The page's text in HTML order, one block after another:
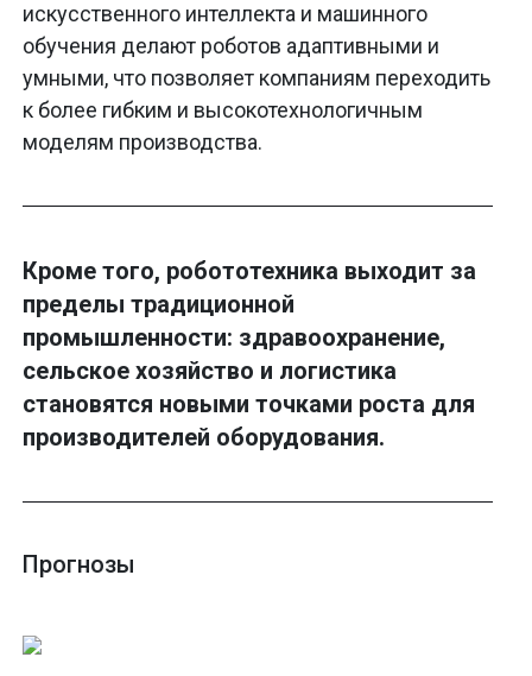
искусственного интеллекта и машинного
обучения делают роботов адаптивными и
умными, что позволяет компаниям переходить
к более гибким и высокотехнологичным
моделям производства.
Кроме того, робототехника выходит за
пределы традиционной
промышленности: здравоохранение,
сельское хозяйство и логистика
становятся новыми точками роста для
производителей оборудования.
Прогнозы